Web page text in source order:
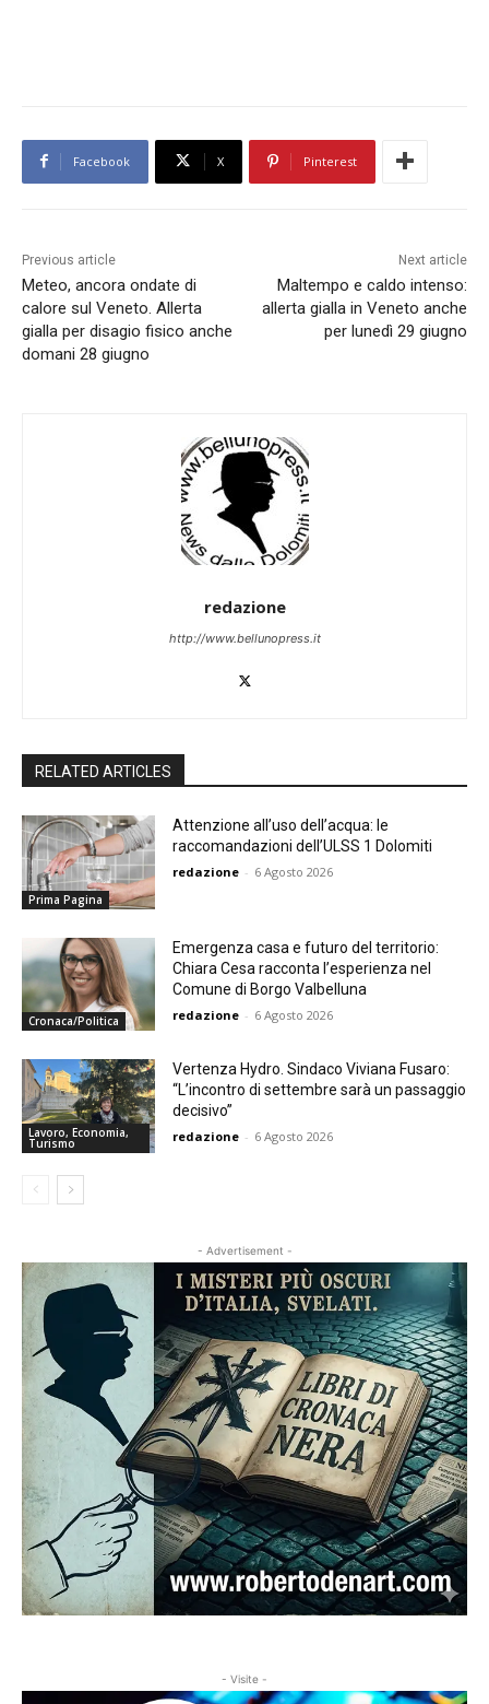
Facebook X Pinterest
Previous article
Meteo, ancora ondate di
calore sul Veneto. Allerta
gialla per disagio fisico anche
domani 28 giugno
Next article
Maltempo e caldo intenso:
allerta gialla in Veneto anche
per lunedì 29 giugno
redazione
http://www.bellunopress.it
RELATED ARTICLES
Prima Pagina
Attenzione all’uso dell’acqua: le
raccomandazioni dell’ULSS 1 Dolomiti
redazione - 6 Agosto 2026
Cronaca/Politica
Emergenza casa e futuro del territorio:
Chiara Cesa racconta l’esperienza nel
Comune di Borgo Valbelluna
redazione - 6 Agosto 2026
Lavoro, Economia,
Turismo
Vertenza Hydro. Sindaco Viviana Fusaro:
“L’incontro di settembre sarà un passaggio
decisivo”
redazione - 6 Agosto 2026
- Advertisement -
- Visite -